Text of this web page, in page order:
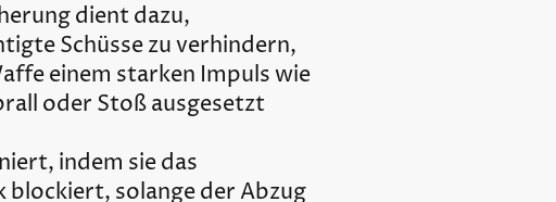
dient dazu,
Schüsse zu verhindern,
einem starken Impuls wie
oder Stoß ausgesetzt
indem sie das
blockiert, solange der Abzug